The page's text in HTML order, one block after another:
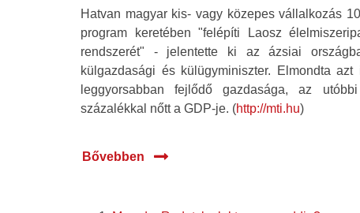
Hatvan magyar kis- vagy közepes vállalkozás
program keretében "felépíti Laosz
rendszerét" - jelentette ki az ázsiai
külgazdasági és külügyminiszter. Elmondta
leggyorsabban fejlődő gazdasága, az
százalékkal nőtt a GDP-je. (http://mti.hu)
Bővebben